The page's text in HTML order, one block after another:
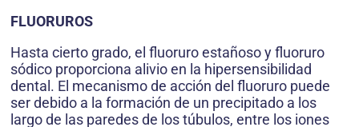
FLUORUROS
Hasta cierto grado, el fluoruro estañoso y fluoruro
sódico proporciona alivio en la hipersensibilidad
dental. El mecanismo de acción del fluoruro puede
ser debido a la formación de un precipitado a los
largo de las paredes de los túbulos, entre los iones